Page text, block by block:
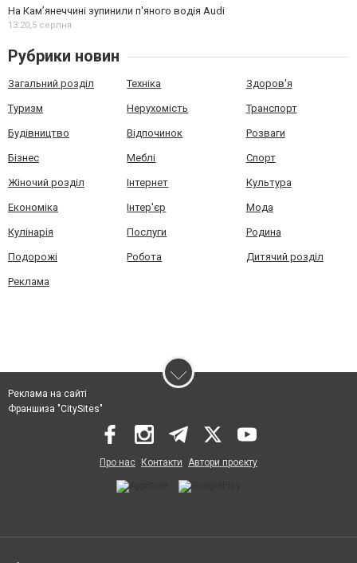
На Камʼянеччині зупинили п'яного водія Audi
13:20,5 серпня
Рубрики новин
Загальний розділ Техніка Здоров'я
Туризм Нерухомість Транспорт
Будівництво Відпочинок Розваги
Бізнес Меблі Спорт
Жіночий розділ Інтернет Культура
Економіка Інтер'єр Мода
Кулінарія Послуги Родина
Подорожі Робота Дитячий розділ
Реклама
Реклама на сайті
Франшиза "CitySites"
Про нас Контакти Автори проєкту